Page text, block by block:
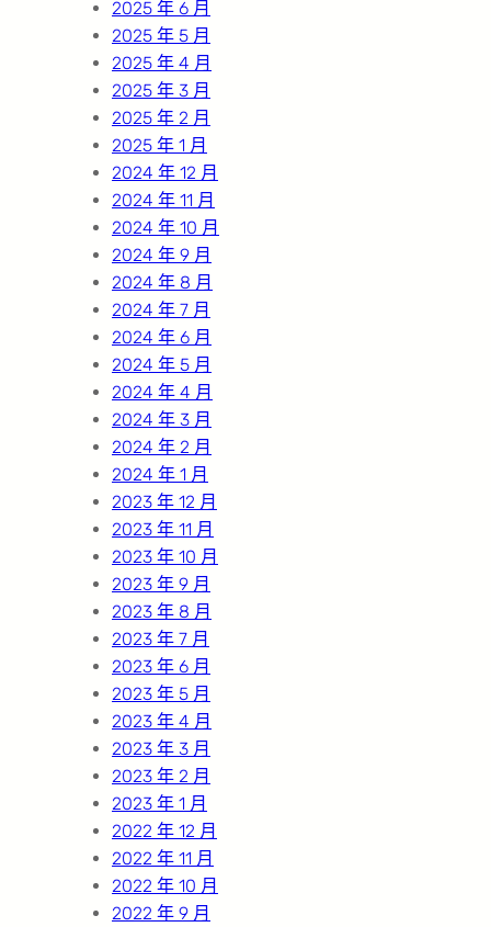
2025 年 6 月
2025 年 5 月
2025 年 4 月
2025 年 3 月
2025 年 2 月
2025 年 1 月
2024 年 12 月
2024 年 11 月
2024 年 10 月
2024 年 9 月
2024 年 8 月
2024 年 7 月
2024 年 6 月
2024 年 5 月
2024 年 4 月
2024 年 3 月
2024 年 2 月
2024 年 1 月
2023 年 12 月
2023 年 11 月
2023 年 10 月
2023 年 9 月
2023 年 8 月
2023 年 7 月
2023 年 6 月
2023 年 5 月
2023 年 4 月
2023 年 3 月
2023 年 2 月
2023 年 1 月
2022 年 12 月
2022 年 11 月
2022 年 10 月
2022 年 9 月